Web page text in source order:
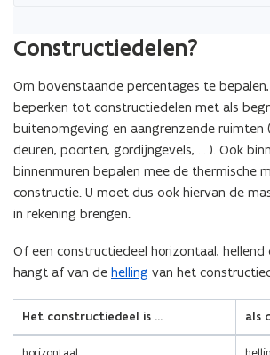
Constructiedelen?
Om bovenstaande percentages te
beperken tot constructiedelen met als
buitenomgeving en aangrenzende ruimten
deuren, poorten, gordijngevels, … ). Ook
binnenmuren bepalen mee de thermische
constructie. U moet dus ook hiervan de
in rekening brengen.
Of een constructiedeel horizontaal, hellend
hangt af van de helling van het
Het constructiedeel is … als